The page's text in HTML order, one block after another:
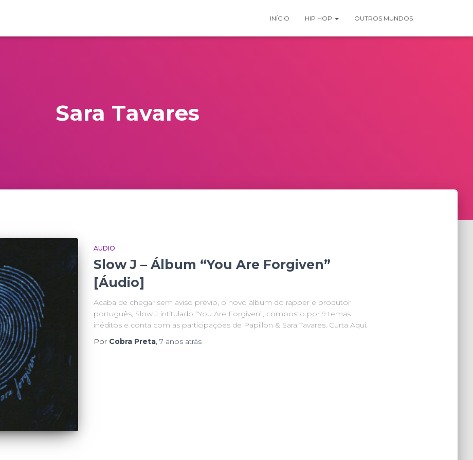
INÍCIO HIP HOP OUTROS MUNDOS
Sara Tavares
AUDIO
Slow J – Álbum “You Are Forgiven”
[Áudio]
Acaba de chegar sem aviso prévio, o novo álbum do rapper e produtor
português, Slow J intitulado “You Are Forgiven”, composto por 9 temas
inéditos e conta com as participações de Papillon & Sara Tavares. Curta Aqui.
Por Cobra Preta, 7 anosatrás